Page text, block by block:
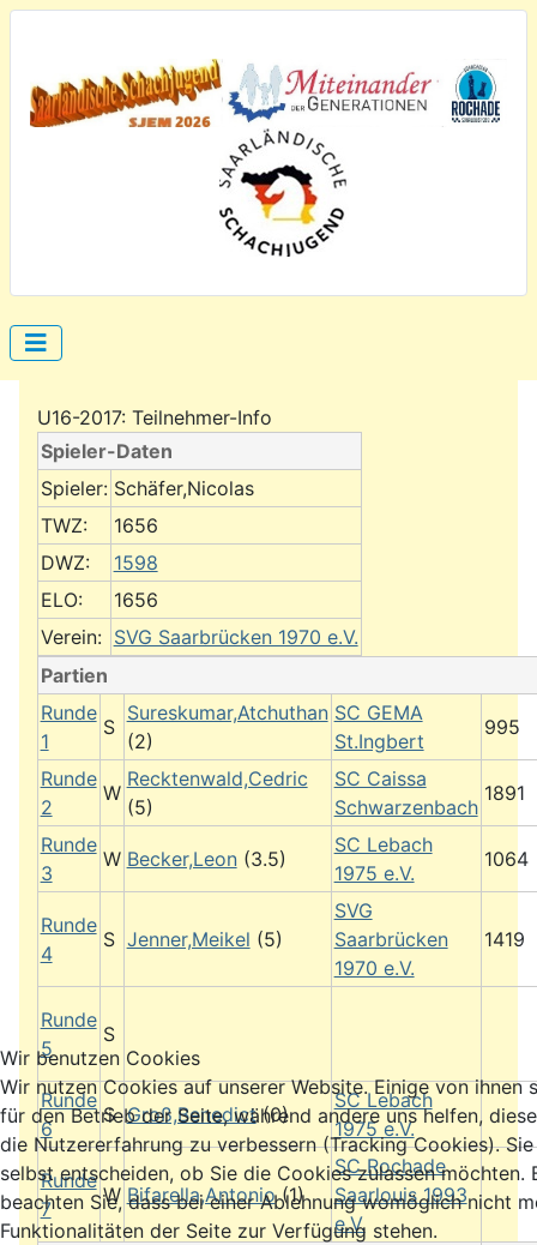
U16-2017: Teilnehmer-Info
Spieler-Daten
Spieler: Schäfer,Nicolas
TWZ:
1656
DWZ:
1598
ELO:
1656
Verein: SVG Saarbrücken 1970 e.V.
Partien
Runde
1
S
Sureskumar,Atchuthan
(2)
SC GEMA
St.Ingbert
995
Runde
2
W
Recktenwald,Cedric
(5)
SC Caissa
Schwarzenbach
1891
Runde
3
W Becker,Leon(3.5)
SC Lebach
1975 e.V.
1064
Runde
4
S Jenner,Meikel (5)
SVG
Saarbrücken
1970 e.V.
1419
Runde
5
S
Runde
6
S Groß,Benedict(0)
SC Lebach
1975 e.V.
Runde
7
W Bifarella,Antonio(1)
SC Rochade
Saarlouis 1993
e.V.
Wir benutzen Cookies
Wir nutzen Cookies auf unserer Website. Einige von ihnen
für den Betrieb der Seite, während andere uns helfen,
die Nutzererfahrung zu verbessern (Tracking Cookies).
selbst entscheiden, ob Sie die Cookies zulassen möchten.
beachten Sie, dass bei einer Ablehnung womöglich nicht
Funktionalitäten der Seite zur Verfügung stehen.